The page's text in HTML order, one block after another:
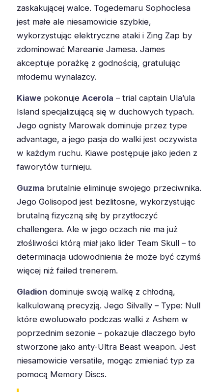
zaskakującej walce. Togedemaru Sophoclesa
jest małe ale niesamowicie szybkie,
wykorzystując elektryczne ataki i Zing Zap by
zdominować Mareanie Jamesa. James
akceptuje porażkę z godnością, gratulując
młodemu wynalazcy.
Kiawe pokonuje Acerola – trial captain Ula’ula
Island specjalizującą się w duchowych typach.
Jego ognisty Marowak dominuje przez type
advantage, a jego pasja do walki jest oczywista
w każdym ruchu. Kiawe postępuje jako jeden z
faworytów turnieju.
Guzma brutalnie eliminuje swojego przeciwnika.
Jego Golisopod jest bezlitosne, wykorzystując
brutalną fizyczną siłę by przytłoczyć
challengera. Ale w jego oczach nie ma już
złośliwości którą miał jako lider Team Skull – to
determinacja udowodnienia że może być czymś
więcej niż failed trenerem.
Gladion dominuje swoją walkę z chłodną,
kalkulowaną precyzją. Jego Silvally – Type: Null
które ewoluowało podczas walki z Ashem w
poprzednim sezonie – pokazuje dlaczego było
stworzone jako anty-Ultra Beast weapon. Jest
niesamowicie versatile, mogąc zmieniać typ za
pomocą Memory Discs.